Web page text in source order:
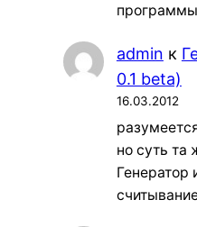
admin к
0.1 beta)
16.03.2012
но суть та
Генератор